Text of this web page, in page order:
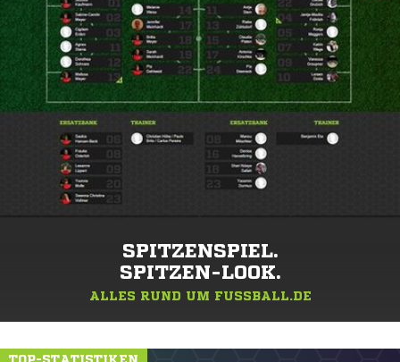
SPITZENSPIEL.
SPITZEN-LOOK.
ALLES RUND UM FUSSBALL.DE